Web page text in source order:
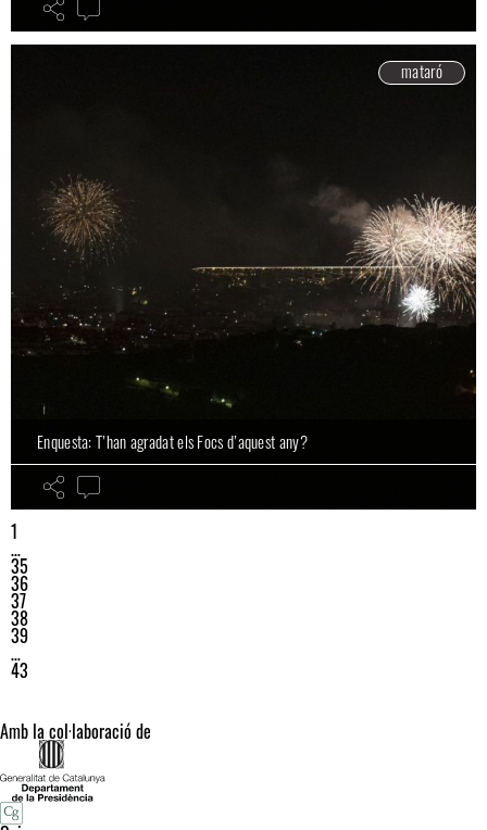
mataró
Enquesta: T’han agradat els Focs d’aquest any?
1
…
35
36
37
38
39
…
43
Amb la col·laboració de